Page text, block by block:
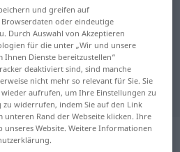
Rollbahn
Übersetzung für
Übersetzung
Femininum
und greifen auf
oder eindeutige
Durch Auswahl von Akzeptieren
für die unter „Wir und unsere
Ihnen Dienste bereitzustellen“
deaktiviert sind, sind manche
nicht mehr so relevant für Sie. Sie
aufrufen, um Ihre Einstellungen zu
widerrufen, indem Sie auf den Link
unteren Rand der Webseite klicken. Ihre
Website. Weitere Informationen